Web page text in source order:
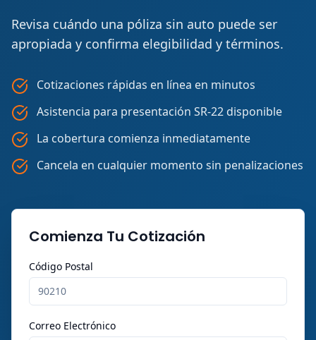
Revisa cuándo una póliza sin auto puede ser
apropiada y confirma elegibilidad y términos.
Cotizaciones rápidas en línea en minutos
Asistencia para presentación SR-22 disponible
La cobertura comienza inmediatamente
Cancela en cualquier momento sin penalizaciones
Comienza Tu Cotización
Código Postal
Correo Electrónico